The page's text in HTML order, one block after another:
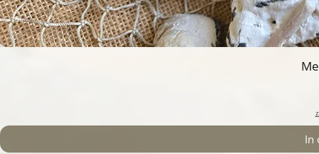
In